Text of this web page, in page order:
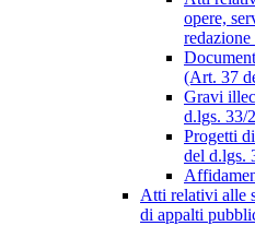
opere,
(Art. 37
Gravi
d.lgs. 33/
Progetti
del d.lgs.
Atti relativi alle
di appalti